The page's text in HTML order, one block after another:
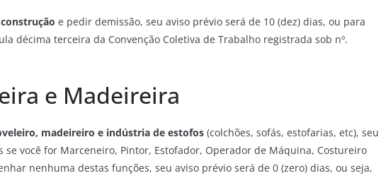
e pedir demissão, seu aviso prévio será de 10 (dez) dias, ou para
décima terceira da Convenção Coletiva de Trabalho registrada sob nº.
e Madeireira
madeireiro e indústria de estofos (colchões, sofás, estofarias, etc), seu
se você for Marceneiro, Pintor, Estofador, Operador de Máquina, Costureiro
nenhuma destas funções, seu aviso prévio será de 0 (zero) dias, ou seja,